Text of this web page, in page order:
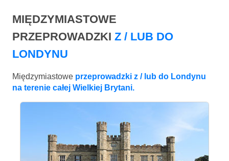
MIĘDZYMIASTOWE
PRZEPROWADZKI Z / LUB DO
LONDYNU
Międzymiastowe przeprowadzki z / lub do Londynu
na terenie całej Wielkiej Brytani.